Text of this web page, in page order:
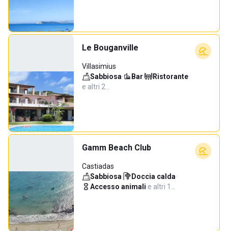
Le Bouganville
Villasimius
Sabbiosa· Bar· Ristorante·
e altri 2…
Gamm Beach Club
Castiadas
Sabbiosa· Doccia calda·
Accesso animali·e altri 1…